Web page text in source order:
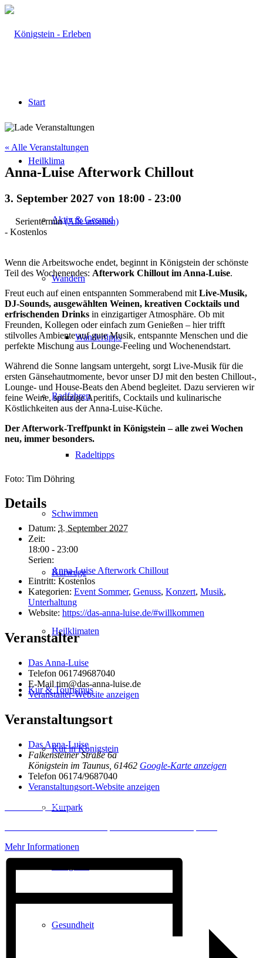
Start
Heilklima
Aktiv & Gesund
Wandern
Wandertipps
Radfahren
Radeltipps
Schwimmen
Kurwege
Heilklimaten
Kur & Tourismus
Kur in Königstein
Kurpark
Gesundheit
« Alle Veranstaltungen
Anna-Luise Afterwork Chillout
3. September 2027 von 18:00 - 23:00
Serientermin(Alle ansehen)
- Kostenlos
Wenn die Arbeitswoche endet, beginnt in Königstein der schönste
Teil des Wochenendes: Afterwork Chillout im Anna-Luise.
Freut euch auf einen entspannten Sommerabend mit Live-Musik,
DJ-Sounds, ausgewählten Weinen, kreativen Cocktails und
erfrischenden Drinks in einzigartiger Atmosphäre. Ob mit
Freunden, Kollegen oder einfach zum Genießen – hier trifft
stilvolles Ambiente auf gute Musik, entspannte Menschen und die
perfekte Mischung aus Lounge-Feeling und Wochenendstart.
Während die Sonne langsam untergeht, sorgt Live-Musik für die
ersten Gänsehautmomente, bevor unser DJ mit den besten Chillout-,
Lounge- und House-Beats den Abend begleitet. Dazu servieren wir
feine Weine, spritzige Aperitifs, Cocktails und kulinarische
Köstlichkeiten aus der Anna-Luise-Küche.
Der Afterwork-Treffpunkt in Königstein – alle zwei Wochen
neu, immer besonders.
Foto: Tim Döhring
Details
Datum: 3. September 2027
Zeit:
18:00 - 23:00
Serien:
Anna-Luise Afterwork Chillout
Eintritt: Kostenlos
Kategorien: Event Sommer, Genuss, Konzert, Musik,
Unterhaltung
Website: https://das-anna-luise.de/#willkommen
Veranstalter
Das Anna-Luise
Telefon 061749687040
E-Mail tim@das-anna-luise.de
Veranstalter-Website anzeigen
Veranstaltungsort
Das Anna-Luise
Falkensteiner Straße 6a
Königstein im Taunus 61462 Google-Karte anzeigen
Telefon 06174/9687040
Veranstaltungsort-Website anzeigen
Inhalt entsperren
Mehr Informationen